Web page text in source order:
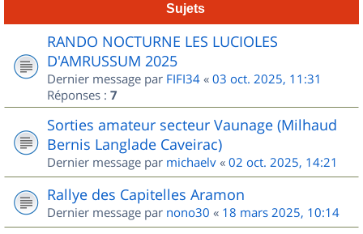
Sujets
RANDO NOCTURNE LES LUCIOLES
D'AMRUSSUM 2025
Dernier message par FIFI34 « 03 oct. 2025, 11:31
Réponses : 7
Sorties amateur secteur Vaunage (Milhaud
Bernis Langlade Caveirac)
Dernier message par michaelv « 02 oct. 2025, 14:21
Rallye des Capitelles Aramon
Dernier message par nono30 « 18 mars 2025, 10:14